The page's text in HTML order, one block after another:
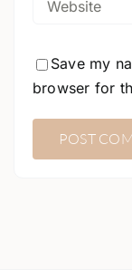
Save my
browser for